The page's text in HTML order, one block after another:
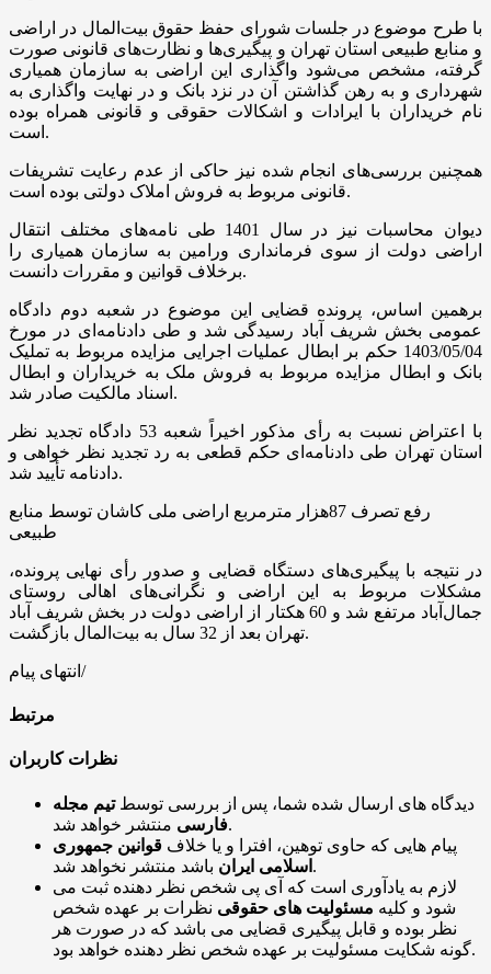
با طرح موضوع در جلسات شورای حفظ حقوق بیت‌المال در اراضی
و منابع طبیعی استان تهران و پیگیری‌ها و نظارت‌های قانونی صورت
گرفته، مشخص می‌شود واگذاری این اراضی به سازمان همیاری
شهرداری و به رهن گذاشتن آن در نزد بانک و در نهایت واگذاری به
نام خریداران با ایرادات و اشکالات حقوقی و قانونی همراه بوده
است.
همچنین بررسی‌های انجام شده نیز حاکی از عدم رعایت تشریفات
قانونی مربوط به فروش املاک دولتی بوده است.
دیوان محاسبات نیز در سال 1401 طی نامه‌های مختلف انتقال
اراضی دولت از سوی فرمانداری ورامین به سازمان همیاری را
برخلاف قوانین و مقررات دانست.
برهمین اساس، پرونده قضایی این موضوع در شعبه دوم دادگاه
عمومی بخش شریف آباد رسیدگی شد و طی دادنامه‌ای در مورخ
1403/05/04 حکم بر ابطال عملیات اجرایی مزایده مربوط به تملیک
بانک و ابطال مزایده مربوط به فروش ملک به خریداران و ابطال
اسناد مالکیت صادر شد.
با اعتراض نسبت به رأی مذکور اخیراً شعبه 53 دادگاه تجدید نظر
استان تهران طی دادنامه‌ای حکم قطعی به رد تجدید نظر خواهی و
دادنامه تأیید شد.
رفع تصرف 87هزار مترمربع اراضی ملی کاشان توسط منابع
طبیعی
در نتیجه با پیگیری‌های دستگاه قضایی و صدور رأی نهایی پرونده،
مشکلات مربوط به این اراضی و نگرانی‌های اهالی روستای
جمال‌آباد مرتفع شد و 60 هکتار از اراضی دولت در بخش شریف آباد
تهران بعد از 32 سال به بیت‌المال بازگشت.
انتهای پیام/
مرتبط
نظرات کاربران
دیدگاه های ارسال شده شما، پس از بررسی توسطتیم مجله
فارسیمنتشر خواهد شد.
پیام هایی که حاوی توهین، افترا و یا خلاف قوانین جمهوری
اسلامی ایران باشد منتشر نخواهد شد.
لازم به یادآوری است که آی پی شخص نظر دهنده ثبت می
شود و کلیه مسئولیت های حقوقی نظرات بر عهده شخص
نظر بوده و قابل پیگیری قضایی می باشد که در صورت هر
گونه شکایت مسئولیت بر عهده شخص نظر دهنده خواهد بود.